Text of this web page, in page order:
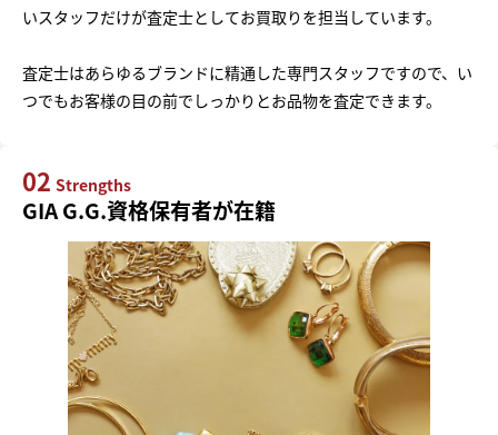
いスタッフだけが査定士としてお買取りを担当しています。
査定士はあらゆるブランドに精通した専門スタッフですので、い
つでもお客様の目の前でしっかりとお品物を査定できます。
02 Strengths
GIA G.G.資格保有者が在籍